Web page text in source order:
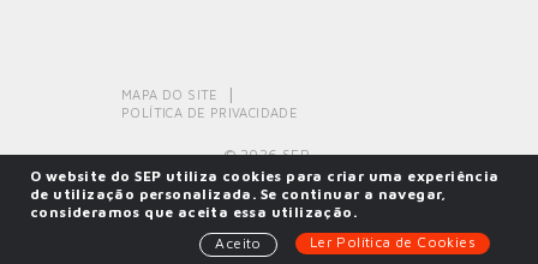
MAPA DO SITE
POLÍTICA DE PRIVACIDADE
© 2026 SEP.
Powered bySOLOS
O website do SEP utiliza cookies para criar uma experiência
de utilização personalizada. Se continuar a navegar,
consideramos que aceita essa utilização.
Ler Política de Cookies
Aceito